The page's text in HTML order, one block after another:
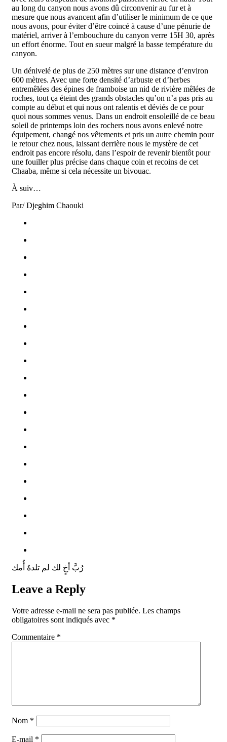
au long du canyon nous avons dû circonvenir au fur et à
mesure que nous avancent afin d’utiliser le minimum de ce que
nous avons, pour éviter d’être coincé à cause d’une pénurie de
matériel, arriver à l’embouchure du canyon verre 15H 30, après
un effort énorme. Tout en sueur malgré la basse température du
canyon.
Un dénivelé de plus de 250 mètres sur une distance d’environ
600 mètres. Avec une forte densité d’arbuste et d’herbes
entremêlées des épines de framboise un nid de rivière mêlées de
roches, tout ça éteint des grands obstacles qu’on n’a pas pris au
compte au début et qui nous ont ralentis et déviés de ce pour
quoi nous sommes venus. Dans un endroit ensoleillé de ce beau
soleil de printemps loin des rochers nous avons enlevé notre
équipement, changé nos vêtements et pris un autre chemin pour
le retour chez nous, laissant derrière nous le mystère de cet
endroit pas encore résolu, dans l’espoir de revenir bientôt pour
une fouiller plus précise dans chaque coin et recoins de cet
Chaaba, même si cela nécessite un bivouac.
À suiv…
Par/ Djeghim Chaouki
رُبَّ أخٍ لك لم تلدهُ أُمك
Leave a Reply
Votre adresse e-mail ne sera pas publiée. Les champs
obligatoires sont indiqués avec *
Commentaire *
Nom *
E-mail *